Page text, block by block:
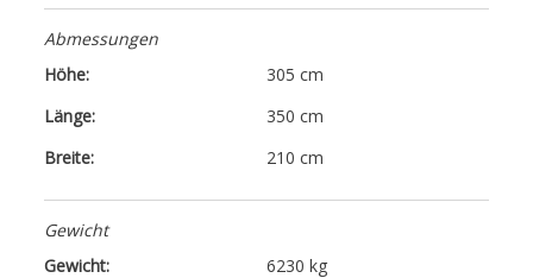
Abmessungen
Höhe:
305 cm
Länge:
350 cm
Breite:
210 cm
Gewicht
Gewicht:
6230 kg